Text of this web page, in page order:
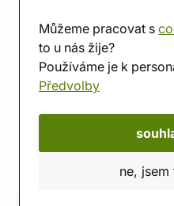
Můžeme pracovat s
to u nás žije?
Používáme je k
Předvolby
ne, jsem
Prodejna
Herna
O nás
Hodnocení obchodu